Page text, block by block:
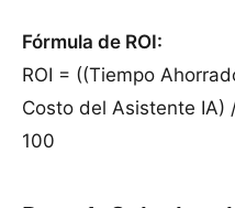
Fórmula de ROI:
ROI = ((Tiempo
Costo del Asistente IA)
100